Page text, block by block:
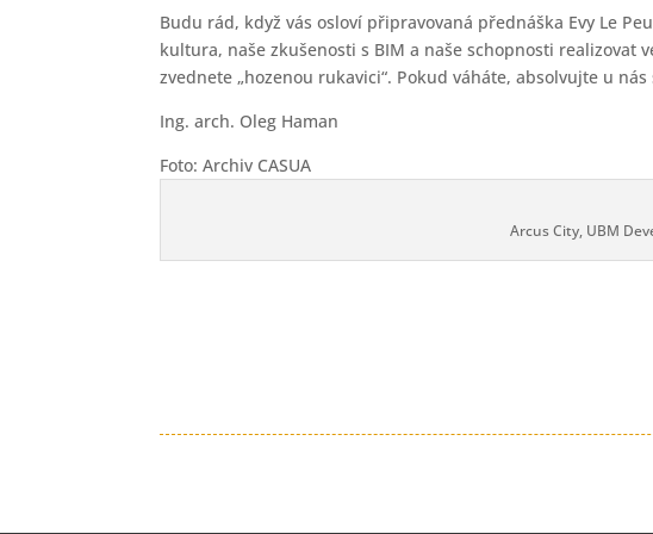
Budu rád, když vás osloví připravovaná přednáška Evy Le
kultura, naše zkušenosti s BIM a naše schopnosti realizovat
zvednete „hozenou rukavici“. Pokud váháte, absolvujte u nás
Ing. arch. Oleg Haman
Foto: Archiv CASUA
Arcus City, UBM